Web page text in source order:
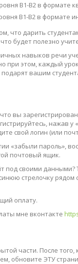
B1-B2 в формате
B1-B2 в формате
что дарить
будет полезно
навыков речи
при этом, каждый
вашим
вы
нажав
свой логин (или
«забыли пароль»,
почтовый ящик.
под своими
стрелочку
оплату.
мне вконтакте
части. После
обновите ЭТУ